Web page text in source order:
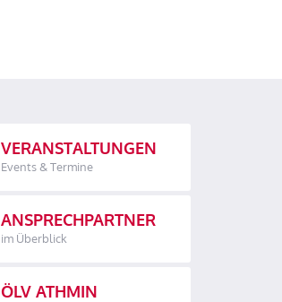
VERANSTALTUNGEN
Events & Termine
ANSPRECHPARTNER
im Überblick
ÖLV ATHMIN